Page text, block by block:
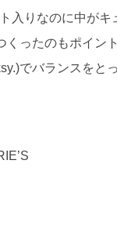
入りなのに中がキ
ったのもポイン
でバランスをと